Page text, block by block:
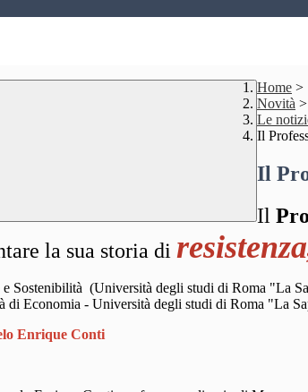
Home >
Novità >
Le
Il
Il
Il
la sua storia di
Sostenibilità (Università degli studi di Roma "La
Economia - Università degli studi di Roma "La
Enrique Conti